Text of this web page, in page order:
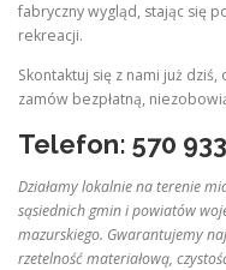
fabryczny wygląd, stając się
rekreacji.
Skontaktuj się z nami już
zamów bezpłatną,
Telefon: 570
Działamy lokalnie na terenie
sąsiednich gmin i powiatów
mazurskiego. Gwarantujemy
rzetelność materiałową,